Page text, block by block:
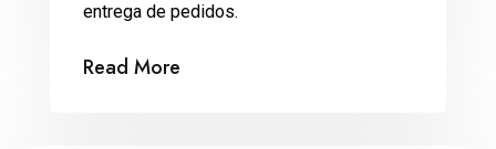
entrega de pedidos.
Read More